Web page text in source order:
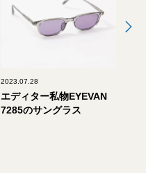
2023.07.28
エディター私物EYEVAN
7285のサングラス